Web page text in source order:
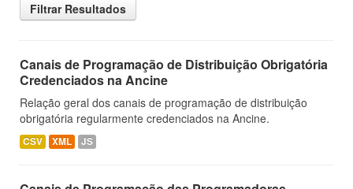
Filtrar Resultados
Canais de Programação de Distribuição Obrigatória
Credenciados na Ancine
Relação geral dos canais de programação de distribuição
obrigatória regularmente credenciados na Ancine.
CSV XML JS